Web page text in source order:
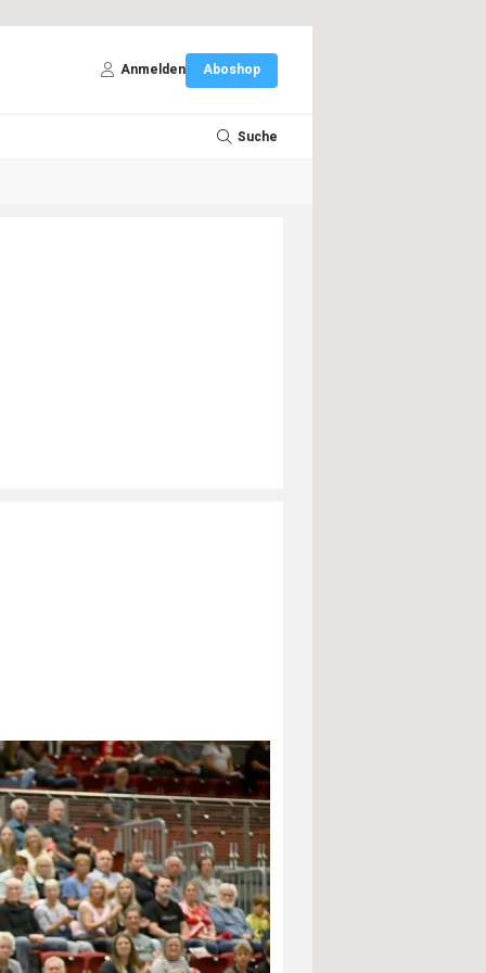
Anmelden Aboshop
Suche